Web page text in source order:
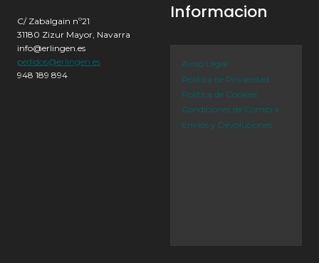
C/ Zabalgain nº21
31180 Zizur Mayor, Navarra
info@erlingen.es
pedidos@erlingen.es
948 189 894
Informacion
Aviso Legal
Política de Privacidad
Política de Cookies
Condiciones de Compra
Envíos y Devoluciones